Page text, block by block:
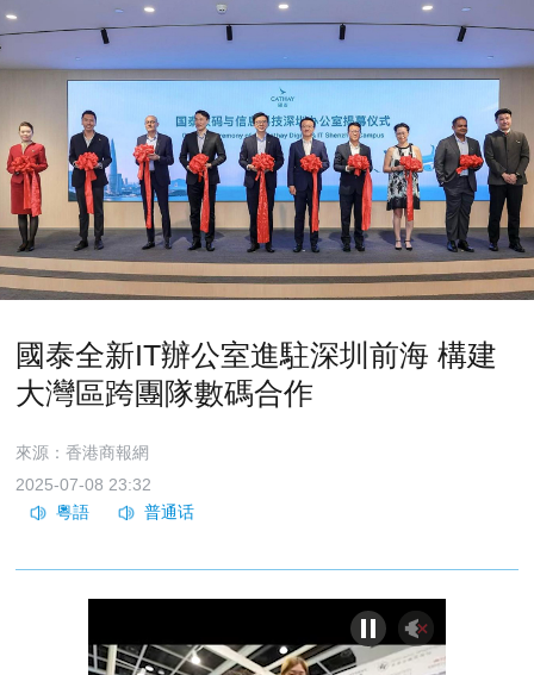
國泰全新IT辦公室進駐深圳前海 構建
大灣區跨團隊數碼合作
來源：香港商報網
2025-07-08 23:32